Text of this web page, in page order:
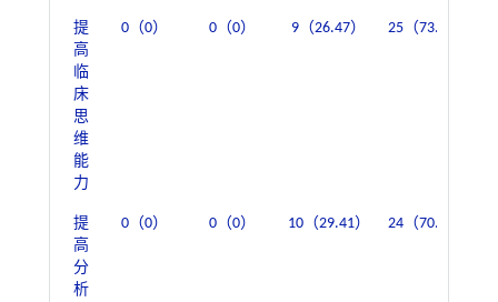
提
高
临
床
思
维
能
力
0（0） 0（0） 9（26.47） 25（73.53）
提
高
分
析
0（0） 0（0） 10（29.41） 24（70.59）